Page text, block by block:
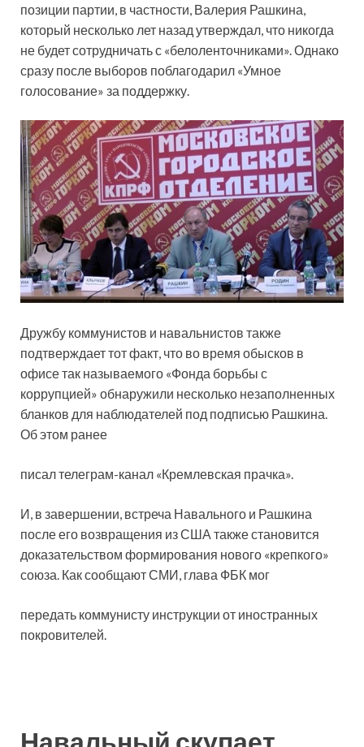
позиции партии, в частности, Валерия Рашкина,
который несколько лет назад утверждал, что никогда
не будет сотрудничать с «белоленточниками». Однако
сразу после выборов поблагодарил «Умное
голосование» за поддержку.
Дружбу коммунистов и навальнистов также
подтверждает тот факт, что во время обысков в
офисе так называемого «Фонда борьбы с
коррупцией» обнаружили несколько незаполненных
бланков для наблюдателей под подписью Рашкина.
Об этом ранее
писал телеграм-канал «Кремлевская прачка».
И, в завершении, встреча Навального и Рашкина
после его возвращения из США также становится
доказательством формирования нового «крепкого»
союза. Как сообщают СМИ, глава ФБК мог
передать коммунисту инструкции от иностранных
покровителей.